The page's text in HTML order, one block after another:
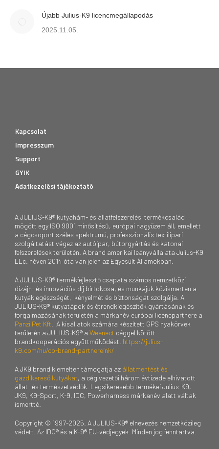
Újabb Julius-K9 licencmegállapodás
2025.11.05.
Kapcsolat
Impresszum
Support
GYIK
Adatkezelési tájékoztató
A JULIUS-K9® kutyahám- és állatfelszerelési termékcsalád
mögött egy ISO 9001 minősítésű, európai nagyüzem áll, emellett
a cégcsoport széles spektrumú, professzionális textilipari
szolgáltatást végez az autóipar, bútorgyártás és katonai
felszerelések területén. A brand amerikai leányvállalata Julius-K9
LLc. néven 2014 óta van jelen az Egyesült Államokban.
A JULIUS-K9® termékfejlesztő csapata számos nemzetközi
dizájn- és innovációs díj birtokosa, és munkájuk közismerten a
kutyák egészségét, kényelmét és biztonságát szolgálja. A
JULIUS-K9® kutyatápok és étrendkiegészítők gyártásának és
forgalmazásának területén a márkanév európai licencpartnere a
Panzi Pet Kft. A kisállatok számára készített GPS nyakörvek
területén a JULIUS-K9® a Weenect céggel kötött
brandkooperációs együttműködést. https://julius-
k9.com/hu/co-brand-partnereink/
A JK9 brand kiemelten támogatja az állatmentést és
gazdikereső kutyákat, a cég vezetői három évtizede elhivatott
állat- és természetvédők. Legsikeresebb termékei Julius-K9,
JK9, K9-Sport, K-9, IDC, Powerharness márkanév alatt váltak
ismertté.
Copyright © 1997-2025. A JULIUS-K9® elnevezés nemzetközileg
védett. Az IDC® és a K-9® EU-védjegyek. Minden jog fenntartva.